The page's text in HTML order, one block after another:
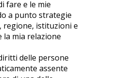
fare e le mie
a punto strategie
regione, istituzioni e
la mia relazione
delle persone
assente